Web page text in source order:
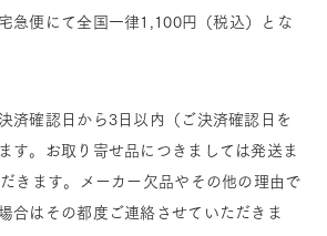
急便にて全国一律1,100円（税込）とな
済確認日から3日以内（ご決済確認日を
す。お取り寄せ品につきましては発送ま
きます。メーカー欠品やその他の理由で
合はその都度ご連絡させていただきま